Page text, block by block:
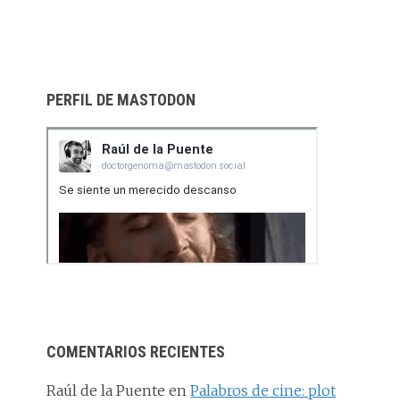
PERFIL DE MASTODON
COMENTARIOS RECIENTES
Raúl de la Puente enPalabros de cine: plot